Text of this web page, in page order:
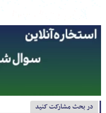
در بحث مشارکت کنید